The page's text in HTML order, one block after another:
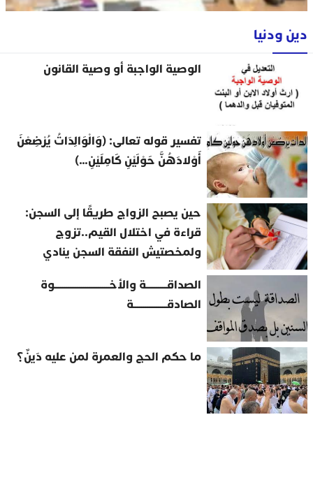
دين ودنيا
الوصية الواجبة أو وصية القانون
تفسير قوله تعالى: (وَالْوَالِدَاتُ يُرْضِعْنَ
أَوْلادَهُنَّ حَوْلَيْنِ كَامِلَيْنِ…)
حين يصبح الزواج طريقًا إلى السجن:
قراءة في اختلال القيم..تزوج
ولمخصتيش النفقة السجن ينادي
الصداقــــــــــة والأخــــــــــــــــــــــــــوة
الصادقــــــــــــــــة
ما حكم الحج والعمرة لمن عليه دَينٌ؟